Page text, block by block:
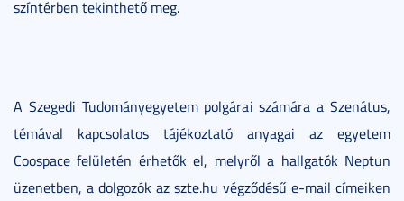
színtérben tekinthető meg.
A Szegedi Tudományegyetem polgárai számára a Szenátus,
témával kapcsolatos tájékoztató anyagai az egyetem
Coospace felületén érhetők el, melyről a hallgatók Neptun
üzenetben, a dolgozók az szte.hu végződésű e-mail címeiken